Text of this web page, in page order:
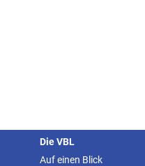
Die VBL
Auf einen Blick